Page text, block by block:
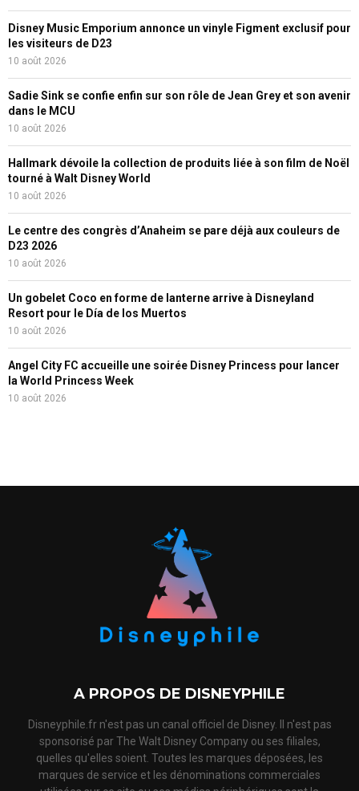
Disney Music Emporium annonce un vinyle Figment exclusif pour
les visiteurs de D23
10 août 2026
Sadie Sink se confie enfin sur son rôle de Jean Grey et son avenir
dans le MCU
10 août 2026
Hallmark dévoile la collection de produits liée à son film de Noël
tourné à Walt Disney World
10 août 2026
Le centre des congrès d’Anaheim se pare déjà aux couleurs de
D23 2026
10 août 2026
Un gobelet Coco en forme de lanterne arrive à Disneyland
Resort pour le Día de los Muertos
10 août 2026
Angel City FC accueille une soirée Disney Princess pour lancer
la World Princess Week
10 août 2026
A PROPOS DE DISNEYPHILE
Disneyphile.fr n'est pas un canal officiel de Disney. Il n'est pas
sponsorisé par The Walt Disney Company ou ses filiales,
quelles qu'elles soient. Toutes les marques déposées, les
marques de service et les dénominations commerciales